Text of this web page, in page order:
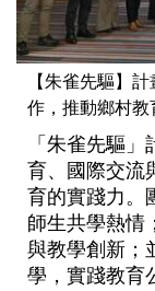
【朱雀先驅】
作，推動鄉村教
「朱雀先驅
育、國際交流
育的實踐力。
師生共學熱情
與教學創新；
學，實踐教育